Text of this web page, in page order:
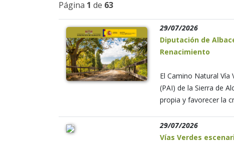
Página 1 de 63
29/07/2026
Diputación de
Renacimiento
El Camino Natural
(PAI) de la Sierra de
propia y favorecer la
29/07/2026
Vías Verdes